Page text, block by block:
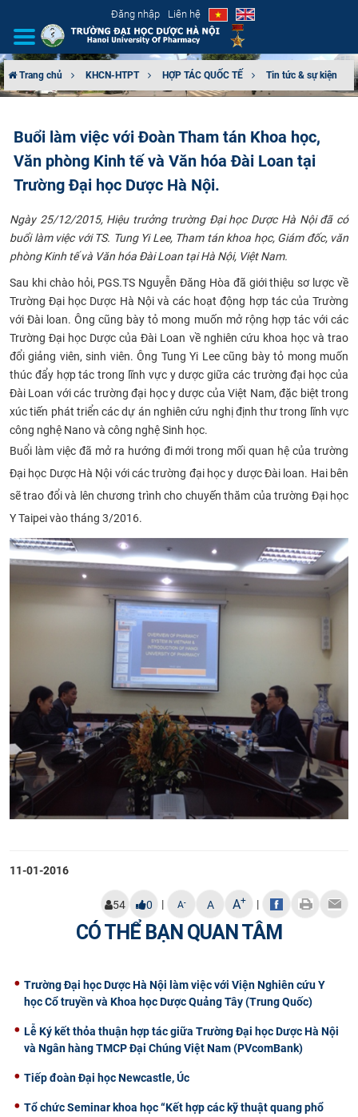
Đăng nhập Liên hệ
CƠ CẤU TỔ CHỨC
TUYỂN SINH
ĐÀO TẠO
ĐẢM BẢO CHẤT LƯỢNG
KHOA HỌC CÔNG NGHỆ
HTQT
CỰU NGƯỜI HỌC
Trang chủ KHCN-HTPT HỢP TÁC QUỐC TẾ Tin tức & sự kiện
Buổi làm việc với Đoàn Tham tán Khoa học,
Văn phòng Kinh tế và Văn hóa Đài Loan tại
Trường Đại học Dược Hà Nội.
Ngày 25/12/2015, Hiệu trưởng trường Đại học Dược Hà Nội đã có
buổi làm việc với TS. Tung Yi Lee, Tham tán khoa học, Giám đốc, văn
phòng Kinh tế và Văn hóa Đài Loan tạiHà Nội, Việt Nam.
Sau khi chào hỏi, PGS.TS Nguyễn Đăng Hòa đã giới thiệu sơ lược về
Trường Đại học Dược Hà Nội và các hoạt động hợp tác của Trường
với Đài loan. Ông cũng bày tỏ mong muốn mở rộng hợp tác với các
Trường Đại học Dược của Đài Loan về nghiên cứu khoa học và trao
đổi giảng viên, sinh viên. Ông Tung Yi Lee cũng bày tỏ mong muốn
thúc đẩy hợp tác trong lĩnh vực y dược giữa các trường đại học của
Đài Loan với các trường đại học y dược của Việt Nam, đặc biệt trong
xúc tiến phát triển các dự án nghiên cứu nghị định thư trong lĩnh vực
công nghệ Nano và công nghệ Sinh học.
Buổi làm việc đã mở ra hướng đi mới trong mối quan hệ của trường
Đại học Dược Hà Nội với các trường đại học y dược Đài loan. Hai bên
sẽ trao đổi và lên chương trình cho chuyến thăm của trường Đại học
Y Taipei vào tháng 3/2016.
11-01-2016
54 0 | A- A A+ |
CÓ THỂ BẠN QUAN TÂM
Trường Đại học Dược Hà Nội làm việc với Viện Nghiên cứu Y
học Cổ truyền và Khoa học Dược Quảng Tây (Trung Quốc)
Lễ Ký kết thỏa thuận hợp tác giữa Trường Đại học Dược Hà Nội
và Ngân hàng TMCP Đại Chúng Việt Nam (PVcomBank)
Tiếp đoàn Đại học Newcastle, Úc
Tổ chức Seminar khoa học “Kết hợp các kỹ thuật quang phổ